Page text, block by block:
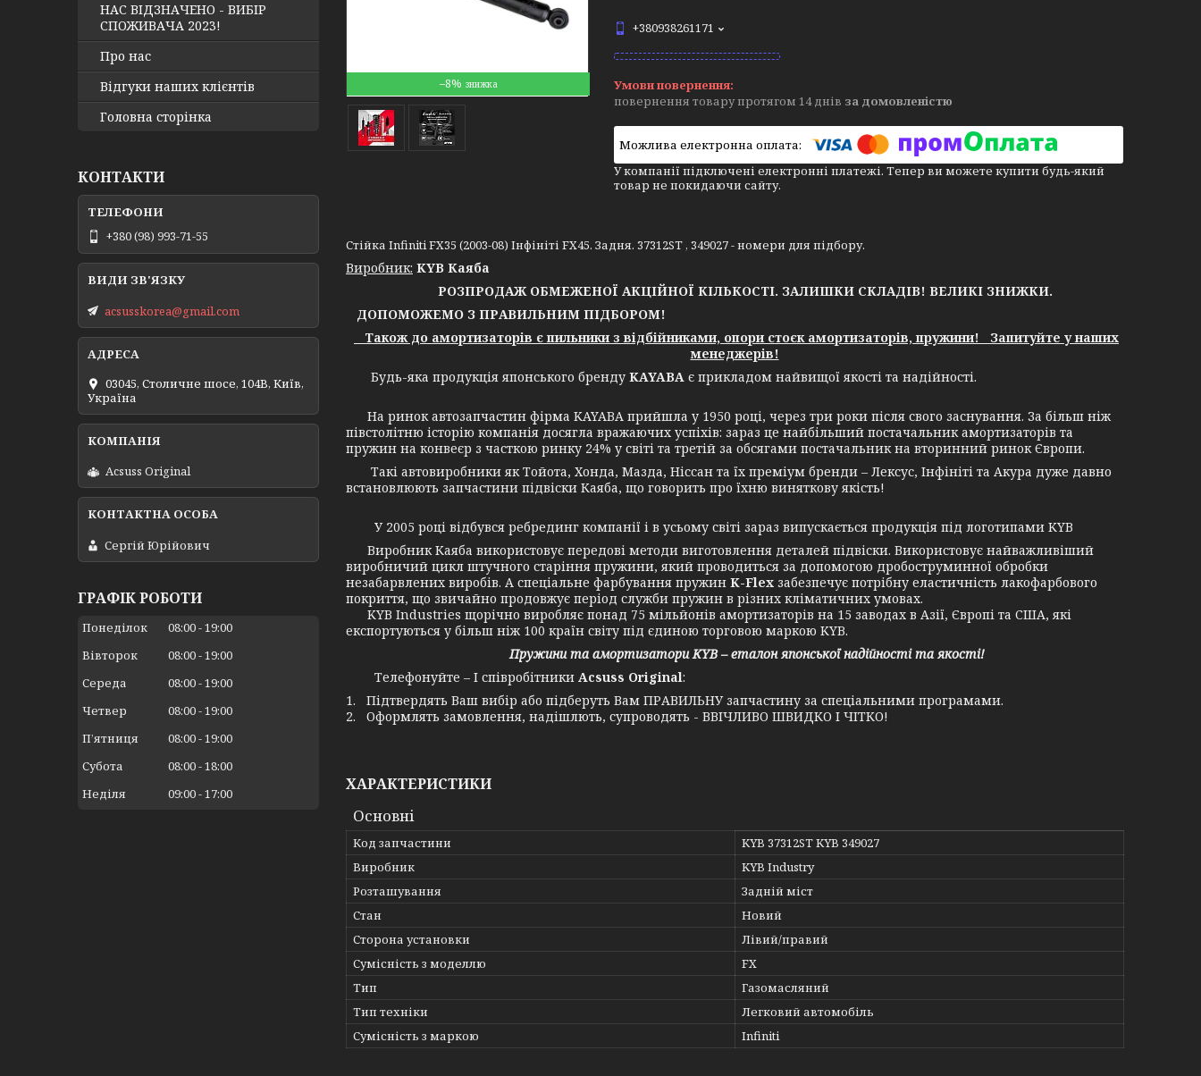
–8%
+380938261171
повернення товару протягом 14 днів за домовленістю
У компанії підключені електронні платежі. Тепер ви можете купити будь-який
товар не покидаючи сайту.
Стійка Infiniti FX35 (2003-08) Інфініті FX45. Задня. 37312ST , 349027 - номери для підбору.
Виробник: KYB Каяба
РОЗПРОДАЖ ОБМЕЖЕНОЇ АКЦІЙНОЇ КІЛЬКОСТІ. ЗАЛИШКИ СКЛАДІВ! ВЕЛИКІ ЗНИЖКИ.
ДОПОМОЖЕМО З ПРАВИЛЬНИМ ПІДБОРОМ!
Також до амортизаторів є пильники з відбійниками, опори стоєк амортизаторів, пружини! Запитуйте у наших
менеджерів!
Будь-яка продукція японського бренду KAYABA є прикладом найвищої якості та надійності.
На ринок автозапчастин фірма KAYABA прийшла у 1950 році, через три роки після свого заснування. За більш ніж
півстолітню історію компанія досягла вражаючих успіхів: зараз це найбільший постачальник амортизаторів та
пружин на конвеєр з часткою ринку 24% у світі та третій за обсягами постачальник на вторинний ринок Європи.
Такі автовиробники як Тойота, Хонда, Мазда, Ніссан та їх преміум бренди – Лексус, Інфініті та Акура дуже давно
встановлюють запчастини підвіски Каяба, що говорить про їхню виняткову якість!
У 2005 році відбувся ребрединг компанії і в усьому світі зараз випускається продукція під логотипами KYB
Виробник Каяба використовує передові методи виготовлення деталей підвіски. Використовує найважливіший
виробничий цикл штучного старіння пружини, який проводиться за допомогою дробоструминної обробки
незабарвлених виробів. А спеціальне фарбування пружин K-Flex забезпечує потрібну еластичність лакофарбового
покриття, що звичайно продовжує період служби пружин в різних кліматичних умовах.
KYB Industries щорічно виробляє понад 75 мільйонів амортизаторів на 15 заводах в Азії, Європі та США, які
експортуються у більш ніж 100 країн світу під єдиною торговою маркою KYB.
Пружини та амортизатори KYB – еталон японської надійності та якості!
Телефонуйте – І співробітники Acsuss Original:
1. Підтвердять Ваш вибір або підберуть Вам ПРАВИЛЬНУ запчастину за спеціальними програмами.
2. Оформлять замовлення, надішлють, супроводять - ВВІЧЛИВО ШВИДКО І ЧІТКО!
ХАРАКТЕРИСТИКИ
Основні
Код запчастини
KYB 37312ST KYB 349027
Виробник
KYB Industry
Розташування
Задній міст
Стан
Новий
Сторона установки
Лівий/правий
Сумісність з моделлю
FX
Тип
Газомасляний
Тип техніки
Легковий автомобіль
Сумісність з маркою
Infiniti
НАС ВІДЗНАЧЕНО - ВИБІР
СПОЖИВАЧА 2023!
Про нас
Відгуки наших клієнтів
Головна сторінка
КОНТАКТИ
+380 (98) 993-71-55
acsusskorea@gmail.com
03045, Столичне шосе, 104B, Київ,
Україна
Acsuss Original
Сергій Юрійович
ГРАФІК РОБОТИ
Понеділок 08:00 19:00
Вівторок
08:00 19:00
Середа
08:00 19:00
Четвер
08:00 19:00
Пʼятниця
08:00 19:00
Субота
08:00 18:00
Неділя
09:00 17:00